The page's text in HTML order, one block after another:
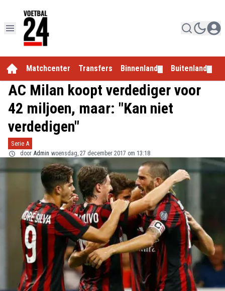
Matchcenter Transfers Binnenland Buitenland
AC Milan koopt verdediger voor
42 miljoen, maar: "Kan niet
verdedigen"
Serie A
door Admin woensdag, 27 december 2017 om 13:18